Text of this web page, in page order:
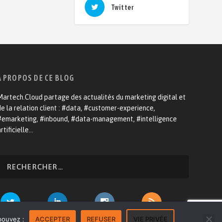
Twitter
PROPOS DE CE BLOG
partage des actualités du marketing digital et
la relation client : #data, #customer-experience,
#inbound, #data-management, #intelligence
: ACCEPTER REFUSER VIE PRIVÉE